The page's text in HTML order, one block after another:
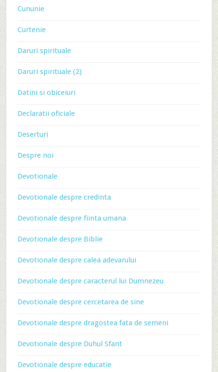
Cununie
Curtenie
Daruri spirituale
Daruri spirituale (2)
Datini si obiceiuri
Declaratii oficiale
Deserturi
Despre noi
Devotionale
Devotionale despre credinta
Devotionale despre fiinta umana
Devotionale despre Biblie
Devotionale despre calea adevarului
Devotionale despre caracterul lui Dumnezeu
Devotionale despre cercetarea de sine
Devotionale despre dragostea fata de semeni
Devotionale despre Duhul Sfant
Devotionale despre educatie